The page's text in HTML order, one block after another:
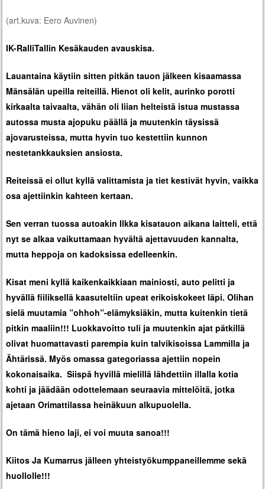
(art.kuva: Eero Auvinen)
IK-RalliTallin Kesäkauden avauskisa.
Lauantaina käytiin sitten pitkän tauon jälkeen kisaamassa
Mänsälän upeilla reiteillä. Hienot oli kelit, aurinko porotti
kirkaalta taivaalta, vähän oli liian helteistä istua mustassa
autossa musta ajopuku päällä ja muutenkin täysissä
ajovarusteissa, mutta hyvin tuo kestettiin kunnon
nestetankkauksien ansiosta.
Reiteissä ei ollut kyllä valittamista ja tiet kestivät hyvin, vaikka
osa ajettiinkin kahteen kertaan.
Sen verran tuossa autoakin Ilkka kisatauon aikana laitteli, että
nyt se alkaa vaikuttamaan hyvältä ajettavuuden kannalta,
mutta heppoja on kadoksissa edelleenkin.
Kisat meni kyllä kaikenkaikkiaan mainiosti, auto pelitti ja
hyvällä fiiliksellä kaasuteltiin upeat erikoiskokeet läpi. Olihan
sielä muutamia ”ohhoh”-elämyksiäkin, mutta kuitenkin tietä
pitkin maaliin!!! Luokkavoitto tuli ja muutenkin ajat pätkillä
olivat huomattavasti parempia kuin talvikisoissa Lammilla ja
Ähtärissä. Myös omassa gategoriassa ajettiin nopein
kokonaisaika. Siispä hyvillä mielillä lähdettiin illalla kotia
kohti ja jäädään odottelemaan seuraavia mittelöitä, jotka
ajetaan Orimattilassa heinäkuun alkupuolella.
On tämä hieno laji, ei voi muuta sanoa!!!
Kiitos Ja Kumarrus jälleen yhteistyökumppaneillemme sekä
huollolle!!!